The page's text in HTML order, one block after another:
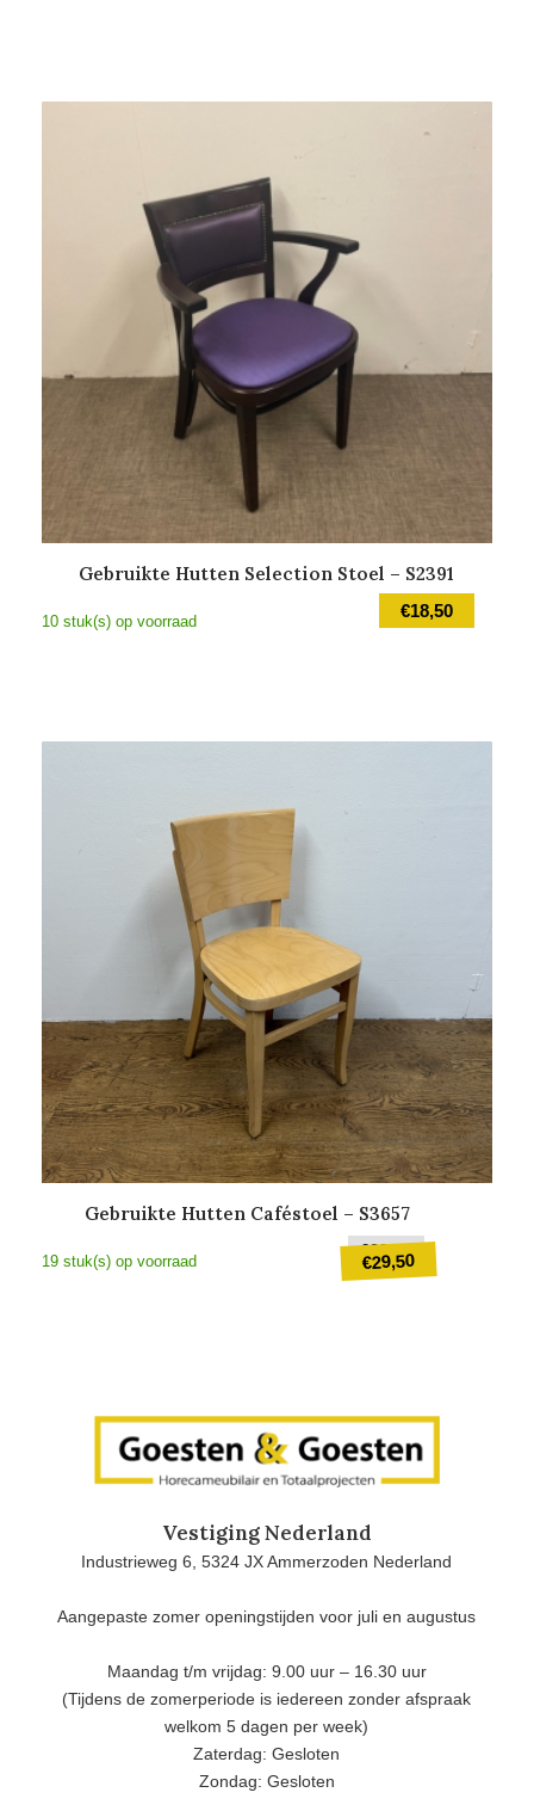
Gebruikte Hutten Selection Stoel – S2391
€18,50
10 stuk(s) op voorraad
Gebruikte Hutten Caféstoel – S3657
€39,50
prijs
€29,50
19 stuk(s) op voorraad
Vestiging Nederland
Industrieweg 6, 5324 JX Ammerzoden Nederland
Aangepaste zomer openingstijden voor juli en augustus
Maandag t/m vrijdag: 9.00 uur – 16.30 uur
(Tijdens de zomerperiode is iedereen zonder afspraak
welkom 5 dagen per week)
Zaterdag: Gesloten
Zondag: Gesloten